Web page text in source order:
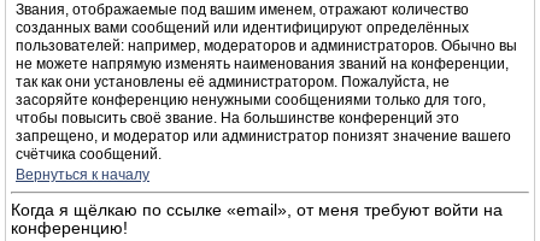
Звания, отображаемые под вашим именем, отражают количество
созданных вами сообщений или идентифицируют определённых
пользователей: например, модераторов и администраторов. Обычно вы
не можете напрямую изменять наименования званий на конференции,
так как они установлены её администратором. Пожалуйста, не
засоряйте конференцию ненужными сообщениями только для того,
чтобы повысить своё звание. На большинстве конференций это
запрещено, и модератор или администратор понизят значение вашего
счётчика сообщений.
Вернуться к началу
Когда я щёлкаю по ссылке «email», от меня требуют войти на
конференцию!